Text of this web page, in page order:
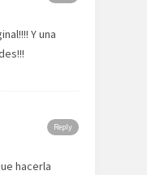
Y una
Reply
hacerla